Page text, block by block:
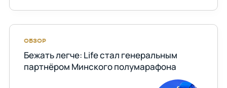
ОБЗОР
Бежать легче: Life стал генеральным
партнёром Минского полумарафона